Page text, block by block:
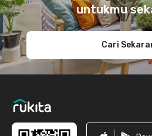
untukmu
Cari